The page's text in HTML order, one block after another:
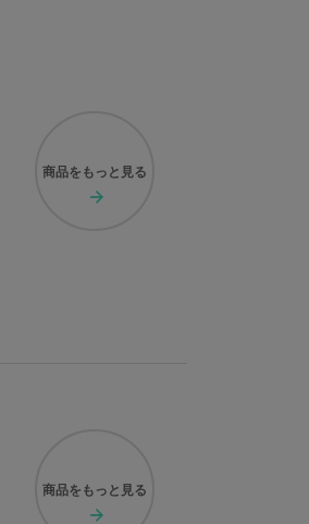
商品を もっと見る
商品を もっと見る